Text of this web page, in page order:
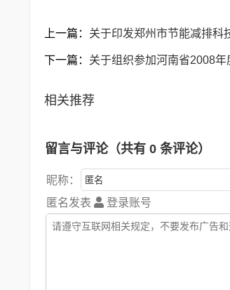
上一篇： 关于印发郑州市节能减排科
下一篇： 关于组织参加河南省2008
相关推荐
留言与评论（共有 0 条评论）
昵称：
匿名发表
登录账号